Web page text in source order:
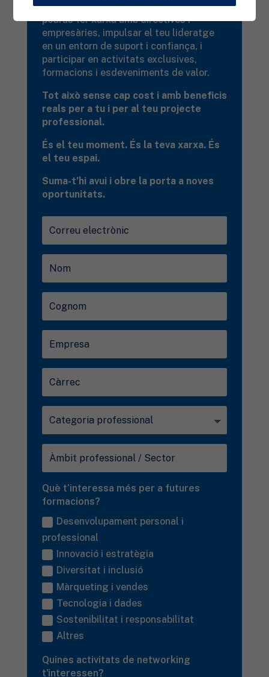
una comunitat activa i inspiradora on
podràs fer xarxa amb directives i
empresàries, impulsar el teu lideratge
en un entorn de suport i confiança, i
participar en activitats exclusives,
formacions i esdeveniments de valor.
Tot això sense cap cost i amb beneficis
reals per a tu i per al teu projecte
professional.
És el teu moment. És la teva xarxa. És
el teu espai.
Suma-t’hi avui i obre la porta a noves
oportunitats.
Què t’interessa més per a futures
formacions?
Desenvolupament personal i
professional
Innovació i estratègia
Diversitat i inclusió
Màrqueting i vendes
Tecnologia i dades
Sostenibilitat i responsabilitat
Altres
Quines activitats de networking
t'interessen?